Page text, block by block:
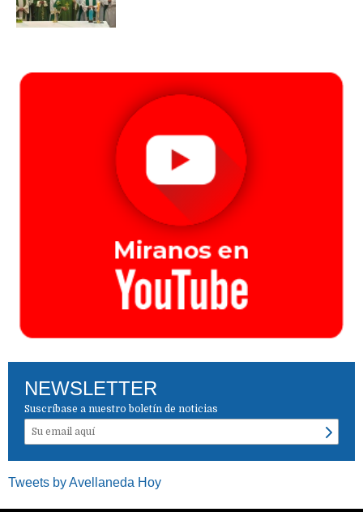
NEWSLETTER
Suscríbase a nuestro boletín de noticias
Tweets by Avellaneda Hoy